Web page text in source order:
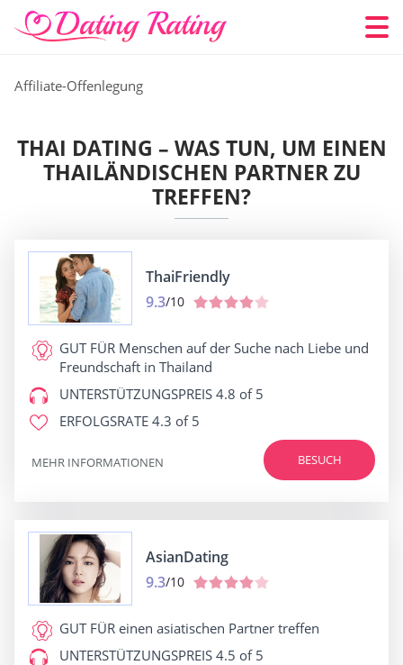
Affiliate-Offenlegung
THAI DATING – WAS TUN, UM EINEN
THAILÄNDISCHEN PARTNER ZU
TREFFEN?
ThaiFriendly
9.3/10
GUT FÜR Menschen auf der Suche nach Liebe und
Freundschaft in Thailand
UNTERSTÜTZUNGSPREIS 4.8 of 5
ERFOLGSRATE 4.3 of 5
BESUCH
MEHR INFORMATIONEN
AsianDating
9.3/10
GUT FÜR einen asiatischen Partner treffen
UNTERSTÜTZUNGSPREIS 4.5 of 5